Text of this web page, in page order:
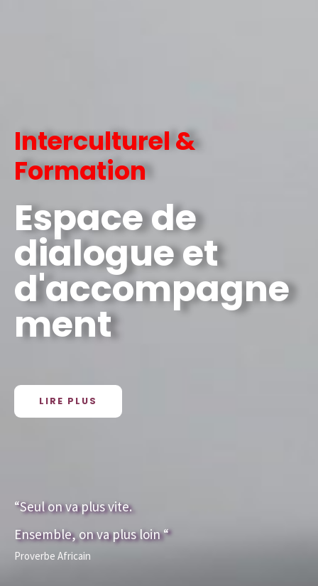
Interculturel &
Formation
Espace de
dialogue et
d'accompagne
ment
LIRE PLUS
“Seul on va plus vite.
Ensemble, on va plus loin “
Proverbe Africain